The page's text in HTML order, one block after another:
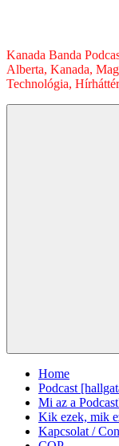
Kanada Banda
Alberta, Kanada,
Technológia,
Home
Podcast
Mi az a
Kik ezek, mik
Kapcsolat /